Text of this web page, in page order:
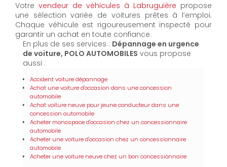
Votre vendeur de véhicules à Labruguière propose
une sélection variée de voitures prêtes à l’emploi.
Chaque véhicule est rigoureusement inspecté pour
garantir un achat en toute confiance.
En plus de ses services : Dépannage en urgence
de voiture, POLO AUTOMOBILES vous propose
aussi :
Accident voiture dépannage
Achat une voiture d'occasion dans une concession
automobile
Achat voiture neuve pour jeune conducteur dans une
concession automobile
Acheter monospace d'occasion chez un concessionnaire
automobile
Acheter une voiture d'occasion chez un concessionnaire
automobile
Acheter une voiture neuve chez un bon concessionnaire